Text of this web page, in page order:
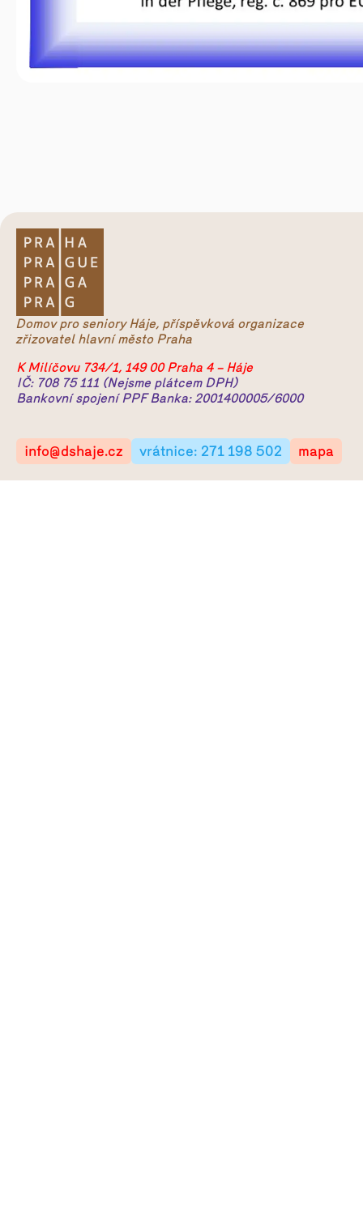
Domov pro seniory Háje, příspěvková organizace
zřizovatel hlavní město Praha
K Milíčovu 734/1, 149 00 Praha 4 – Háje
IČ: 708 75 111 (Nejsme plátcem DPH)
Bankovní spojení PPF Banka: 2001400005/6000
info@dshaje.cz vrátnice: 271 198 502 mapa